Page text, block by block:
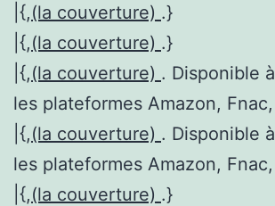
|{,(la couverture) .}
|{,(la couverture) .}
|{,(la couverture) . Disponible
les plateformes Amazon,
|{,(la couverture) . Disponible
les plateformes Amazon,
|{,(la couverture) .}